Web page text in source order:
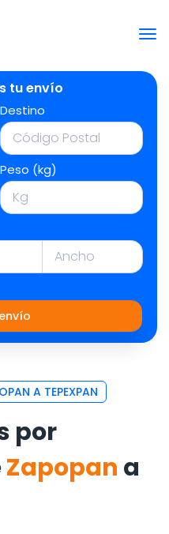
tu envío
Destino
Peso (kg)
A TEPEXPAN
por
Zapopan a